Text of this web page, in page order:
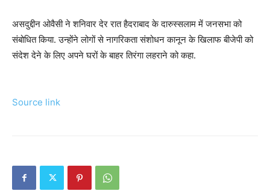
असदुद्दीन ओवैसी ने शनिवार देर रात हैदराबाद के दारुस्सलाम में जनसभा को
संबोधित किया. उन्होंने लोगों से नागरिकता संशोधन कानून के खिलाफ बीजेपी को
संदेश देने के लिए अपने घरों के बाहर तिरंगा लहराने को कहा.
Source link